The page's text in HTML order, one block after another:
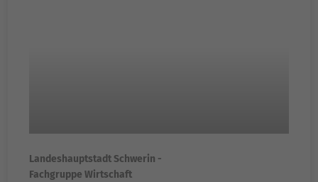
Landeshauptstadt Schwerin -
Fachgruppe Wirtschaft